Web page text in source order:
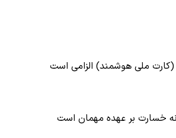
(کارت ملی هوشمند) الزامی است
خسارت بر عهده مهمان است